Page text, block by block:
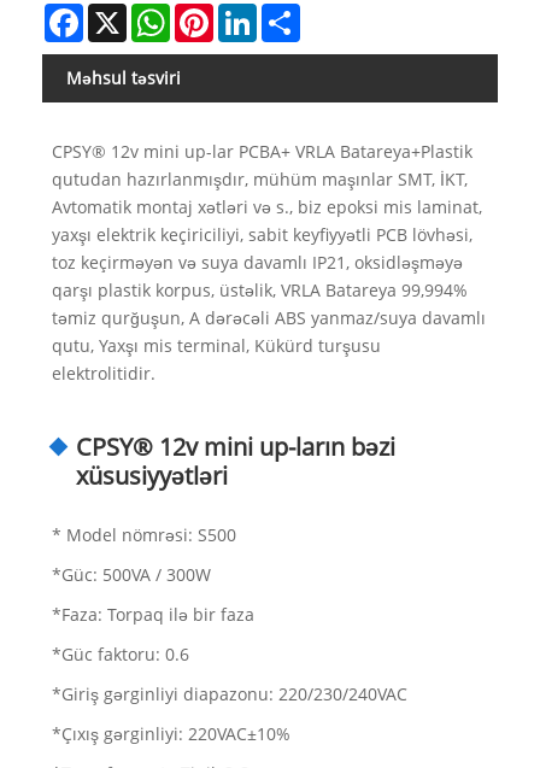
Facebook
X WhatsAppPinterestLinkedIn
Məhsul təsviri
CPSY® 12v mini up-lar PCBA+ VRLA Batareya+Plastik
qutudan hazırlanmışdır, mühüm maşınlar SMT, İKT,
Avtomatik montaj xətləri və s., biz epoksi mis laminat,
yaxşı elektrik keçiriciliyi, sabit keyfiyyətli PCB lövhəsi,
toz keçirməyən və suya davamlı IP21, oksidləşməyə
qarşı plastik korpus, üstəlik, VRLA Batareya 99,994%
təmiz qurğuşun, A dərəcəli ABS yanmaz/suya davamlı
qutu, Yaxşı mis terminal, Kükürd turşusu
elektrolitidir.
CPSY® 12v mini up-ların bəzi
xüsusiyyətləri
* Model nömrəsi: S500
*Güc: 500VA / 300W
*Faza: Torpaq ilə bir faza
*Güc faktoru: 0.6
*Giriş gərginliyi diapazonu: 220/230/240VAC
*Çıxış gərginliyi: 220VAC±10%